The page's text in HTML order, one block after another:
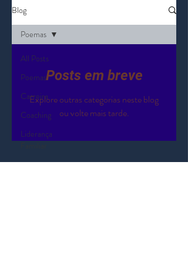
Blog
All Posts
Poemas
Carreira
Coaching
Liderança
Poemas
Posts em breve
Explore outras categorias neste blog
ou volte mais tarde.